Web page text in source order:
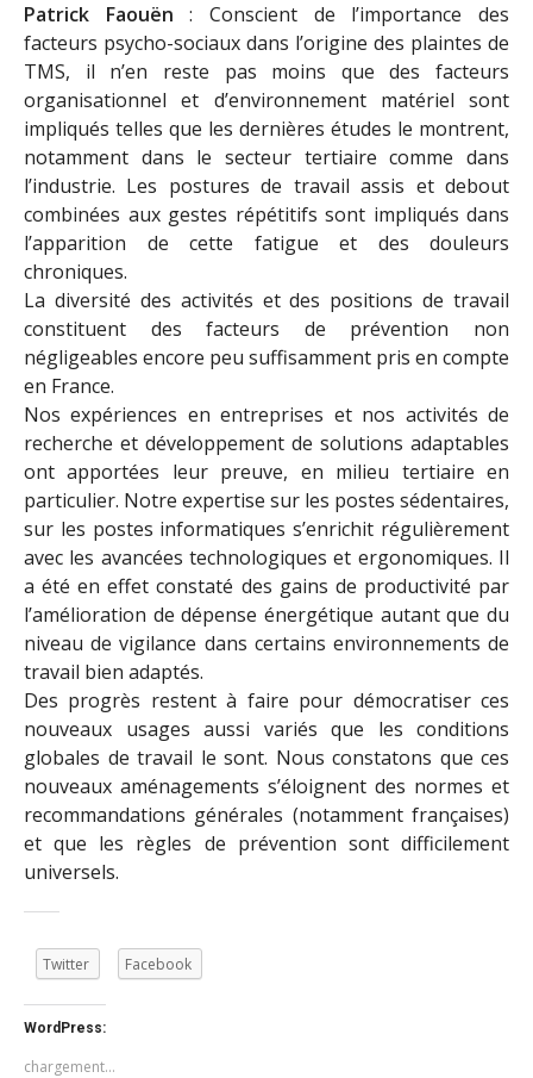
Patrick Faouën : Conscient de l’importance des
facteurs psycho-sociaux dans l’origine des plaintes de
TMS, il n’en reste pas moins que des facteurs
organisationnel et d’environnement matériel sont
impliqués telles que les dernières études le montrent,
notamment dans le secteur tertiaire comme dans
l’industrie. Les postures de travail assis et debout
combinées aux gestes répétitifs sont impliqués dans
l’apparition de cette fatigue et des douleurs
chroniques.
La diversité des activités et des positions de travail
constituent des facteurs de prévention non
négligeables encore peu suffisamment pris en compte
en France.
Nos expériences en entreprises et nos activités de
recherche et développement de solutions adaptables
ont apportées leur preuve, en milieu tertiaire en
particulier. Notre expertise sur les postes sédentaires,
sur les postes informatiques s’enrichit régulièrement
avec les avancées technologiques et ergonomiques. Il
a été en effet constaté des gains de productivité par
l’amélioration de dépense énergétique autant que du
niveau de vigilance dans certains environnements de
travail bien adaptés.
Des progrès restent à faire pour démocratiser ces
nouveaux usages aussi variés que les conditions
globales de travail le sont. Nous constatons que ces
nouveaux aménagements s’éloignent des normes et
recommandations générales (notamment françaises)
et que les règles de prévention sont difficilement
universels.
Twitter Facebook
WordPress:
chargement…